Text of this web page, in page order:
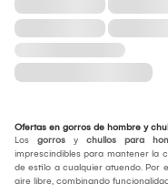
Ofertas en gorros de hombre y
Los gorros y chullos para
imprescindibles para mantener la
de estilo a cualquier atuendo. Por
aire libre, combinando